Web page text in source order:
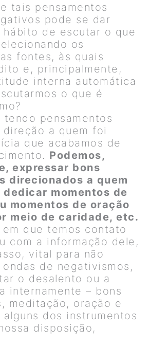
tais pensamentos
pode se dar
hábito de escutar o que
os
fontes, às quais
e, principalmente,
interna automática
o que é
tendo pensamentos
a quem foi
que acabamos de
Podemos,
expressar bons
direcionados a quem
momentos de
momentos de oração
meio de caridade, etc.
em que temos contato
com a informação dele,
vital para não
de negativismos,
o desalento ou a
internamente – bons
meditação, oração e
dos instrumentos
disposição,